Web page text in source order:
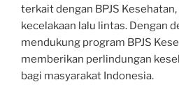
terkait dengan BPJS
kecelakaan lalu lintas. Dengan
mendukung program BPJS
memberikan perlindungan
bagi masyarakat Indonesia.